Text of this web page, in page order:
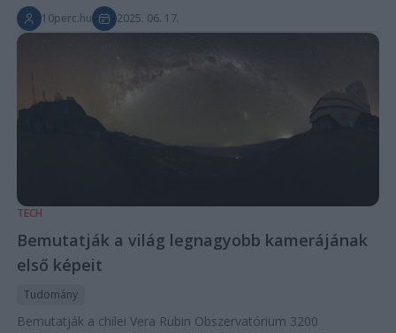
10perc.hu 2025. 06. 17.
TECH
Bemutatják a világ legnagyobb kamerájának
első képeit
Tudomány
Bemutatják a chilei Vera Rubin Obszervatórium 3200